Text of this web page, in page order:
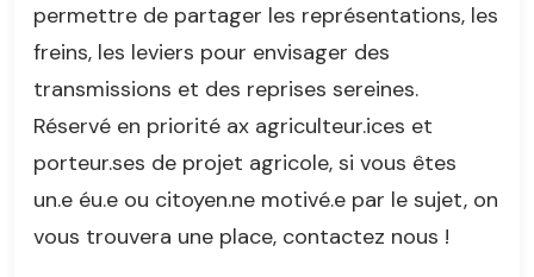
permettre de partager les représentations, les
freins, les leviers pour envisager des
transmissions et des reprises sereines.
Réservé en priorité ax agriculteur.ices et
porteur.ses de projet agricole, si vous êtes
un.e éu.e ou citoyen.ne motivé.e par le sujet, on
vous trouvera une place, contactez nous !